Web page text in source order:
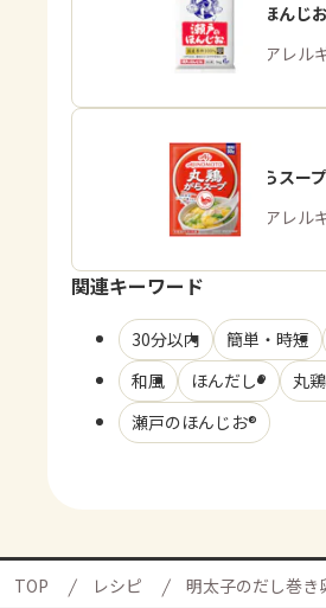
「瀬戸のほんじお
商品・アレル
「丸鶏がらスープ
商品・アレル
関連キーワード
30分以内 簡単・時短
和風
ほんだし®
丸
瀬戸のほんじお®
TOP レシピ 明太子のだし巻き